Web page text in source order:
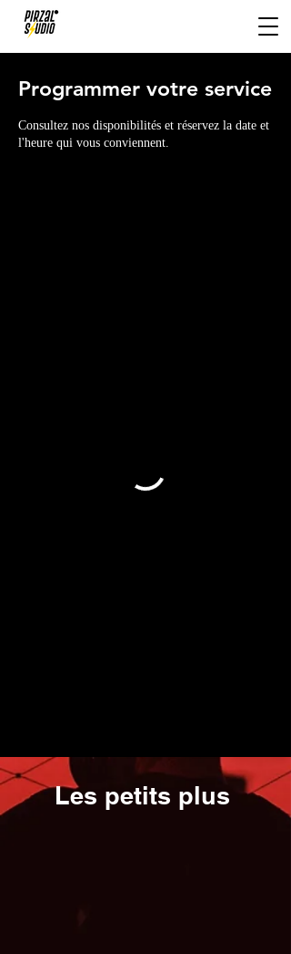
Programmer votre service
Consultez nos disponibilités et réservez la date et
l'heure qui vous conviennent.
Les petits plus